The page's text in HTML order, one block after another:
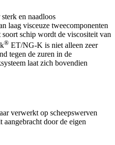
en naadloos
laag visceuze tweecomponenten
schip wordt de viscositeit van
® ET/NG-K is niet alleen zeer
tegen de zuren in de
laat zich bovendien
verwerkt op scheepswerven
door de eigen